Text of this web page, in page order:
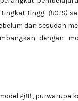
tinggi (HOTS)
dan sesudah
dengan
PjBL, purwarupa